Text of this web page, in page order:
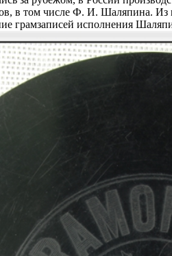
в том числе Ф. И. Шаляпина. Из
грамзаписей исполнения